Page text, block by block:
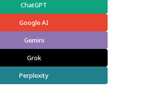
ChatGPT
Google AI
Gemini
Grok
Perplexity